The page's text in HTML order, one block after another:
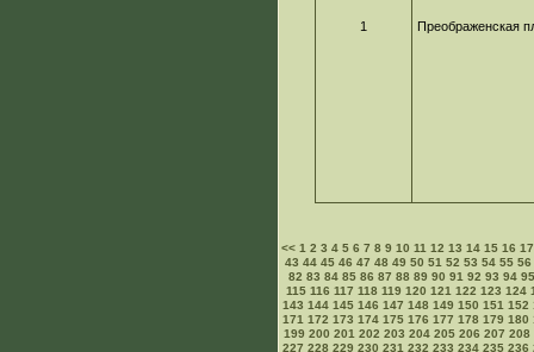
1 Преображенская
<<1 2 3 4 5 6 7 8 9 10 11 12 13 14 15 16 17
43 44 45 46 47 48 49 50 51 52 53 54 55 56
82 83 84 85 86 87 88 89 90 91 92 93 94 95
115 116 117 118 119 120 121 122 123 124
143 144 145 146 147 148 149 150 151 152
171 172 173 174 175 176 177 178 179 180
199 200 201 202 203 204 205 206 207 208
227 228 229 230 231 232 233 234 235 236